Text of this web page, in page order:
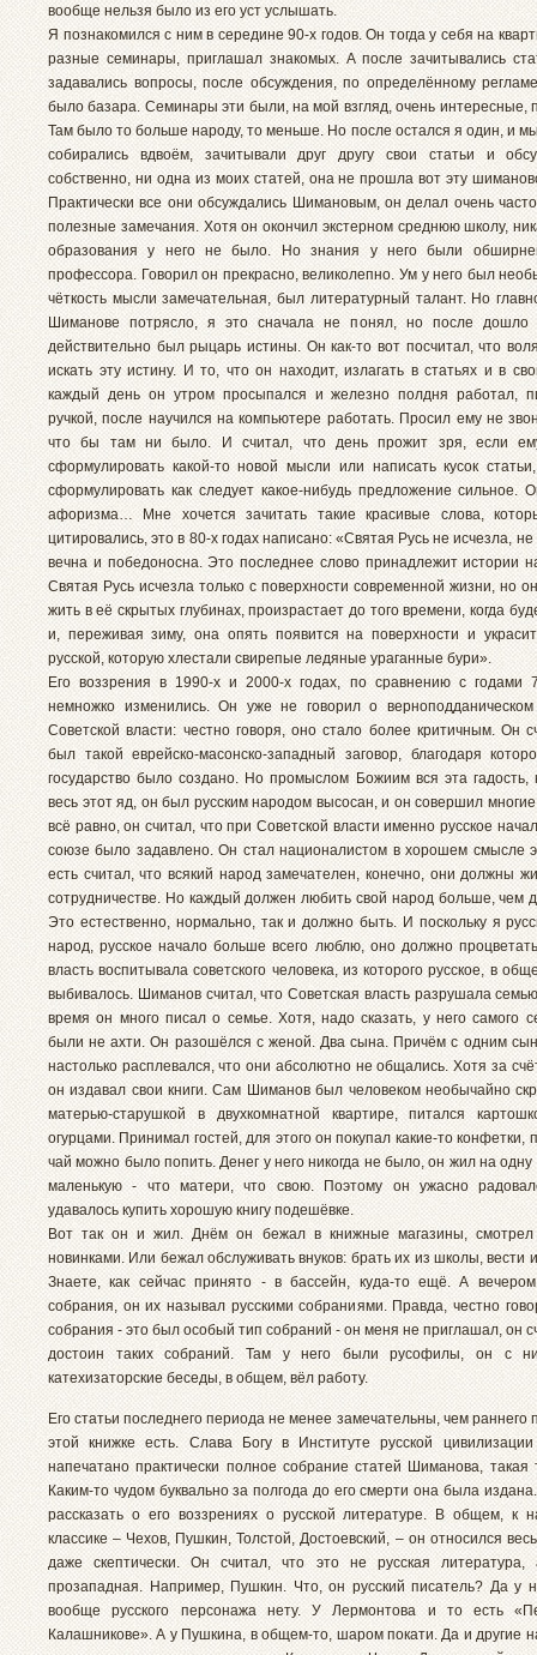
вообще нельзя было из его уст услышать.
Я познакомился с ним в середине 90-х годов. Он тогда у себя на
разные семинары, приглашал знакомых. А после зачитывались
задавались вопросы, после обсуждения, по определённому
было базара. Семинары эти были, на мой взгляд, очень интересные,
Там было то больше народу, то меньше. Но после остался я один, и
собирались вдвоём, зачитывали друг другу свои статьи и
собственно, ни одна из моих статей, она не прошла вот эту
Практически все они обсуждались Шимановым, он делал очень
полезные замечания. Хотя он окончил экстерном среднюю школу,
образования у него не было. Но знания у него были
профессора. Говорил он прекрасно, великолепно. Ум у него был
чёткость мысли замечательная, был литературный талант. Но
Шиманове потрясло, я это сначала не понял, но после дошло
действительно был рыцарь истины. Он как-то вот посчитал, что
искать эту истину. И то, что он находит, излагать в статьях и в
каждый день он утром просыпался и железно полдня работал,
ручкой, после научился на компьютере работать. Просил ему не
что бы там ни было. И считал, что день прожит зря, если
сформулировать какой-то новой мысли или написать кусок
сформулировать как следует какое-нибудь предложение сильное.
афоризма… Мне хочется зачитать такие красивые слова,
цитировались, это в 80-х годах написано: «Святая Русь не исчезла,
вечна и победоносна. Это последнее слово принадлежит истории
Святая Русь исчезла только с поверхности современной жизни, но
жить в её скрытых глубинах, произрастает до того времени, когда
и, переживая зиму, она опять появится на поверхности и
русской, которую хлестали свирепые ледяные ураганные бури».
Его воззрения в 1990-х и 2000-х годах, по сравнению с годами
немножко изменились. Он уже не говорил о
Советской власти: честно говоря, оно стало более критичным. Он
был такой еврейско-масонско-западный заговор, благодаря
государство было создано. Но промыслом Божиим вся эта гадость,
весь этот яд, он был русским народом высосан, и он совершил
всё равно, он считал, что при Советской власти именно русское
союзе было задавлено. Он стал националистом в хорошем смысле
есть считал, что всякий народ замечателен, конечно, они должны
сотрудничестве. Но каждый должен любить свой народ больше, чем
Это естественно, нормально, так и должно быть. И поскольку я
народ, русское начало больше всего люблю, оно должно
власть воспитывала советского человека, из которого русское, в
выбивалось. Шиманов считал, что Советская власть разрушала
время он много писал о семье. Хотя, надо сказать, у него самого
были не ахти. Он разошёлся с женой. Два сына. Причём с одним
настолько расплевался, что они абсолютно не общались. Хотя за
он издавал свои книги. Сам Шиманов был человеком необычайно
матерью-старушкой в двухкомнатной квартире, питался
огурцами. Принимал гостей, для этого он покупал какие-то конфетки,
чай можно было попить. Денег у него никогда не было, он жил на
маленькую - что матери, что свою. Поэтому он ужасно
удавалось купить хорошую книгу подешёвке.
Вот так он и жил. Днём он бежал в книжные магазины,
новинками. Или бежал обслуживать внуков: брать их из школы, вести
Знаете, как сейчас принято - в бассейн, куда-то ещё. А
собрания, он их называл русскими собраниями. Правда, честно
собрания - это был особый тип собраний - он меня не приглашал, он
достоин таких собраний. Там у него были русофилы, он с
катехизаторские беседы, в общем, вёл работу.
Его статьи последнего периода не менее замечательны, чем раннего
этой книжке есть. Слава Богу в Институте русской
напечатано практически полное собрание статей Шиманова, такая
Каким-то чудом буквально за полгода до его смерти она была
рассказать о его воззрениях о русской литературе. В общем, к
классике – Чехов, Пушкин, Толстой, Достоевский, – он относился
даже скептически. Он считал, что это не русская литература,
прозападная. Например, Пушкин. Что, он русский писатель? Да у
вообще русского персонажа нету. У Лермонтова и то есть
Калашникове». А у Пушкина, в общем-то, шаром покати. Да и другие